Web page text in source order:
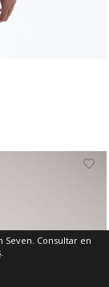
Consultar en
.